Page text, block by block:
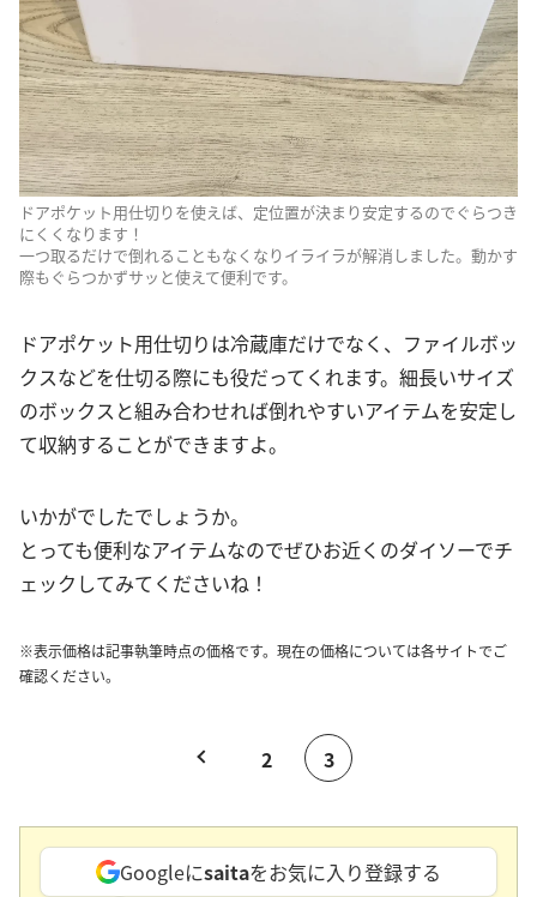
ドアポケット用仕切りを使えば、定位置が決まり安定するのでぐらつき
にくくなります！
一つ取るだけで倒れることもなくなりイライラが解消しました。動かす
際もぐらつかずサッと使えて便利です。
ドアポケット用仕切りは冷蔵庫だけでなく、ファイルボッ
クスなどを仕切る際にも役だってくれます。細長いサイズ
のボックスと組み合わせれば倒れやすいアイテムを安定し
て収納することができますよ。
いかがでしたでしょうか。
とっても便利なアイテムなのでぜひお近くのダイソーでチ
ェックしてみてくださいね！
※表示価格は記事執筆時点の価格です。現在の価格については各サイトでご
確認ください。
2 3
Googleにsaitaをお気に入り登録する